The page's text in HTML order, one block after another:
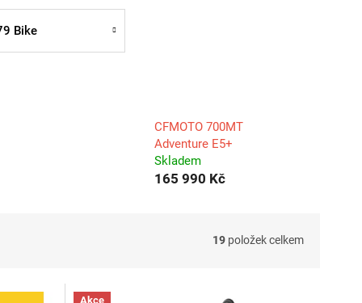
Bike
CFMOTO 700MT
Adventure E5+
Skladem
165 990 Kč
19 položek celkem
Akce